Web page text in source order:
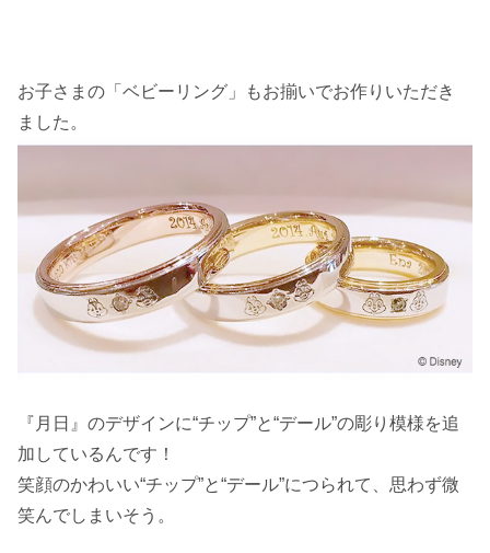
お子さまの「ベビーリング」もお揃いでお作りいただき
ました。
『月日』のデザインに“チップ”と“デール”の彫り模様を追
加しているんです！
笑顔のかわいい“チップ”と“デール”につられて、思わず微
笑んでしまいそう。